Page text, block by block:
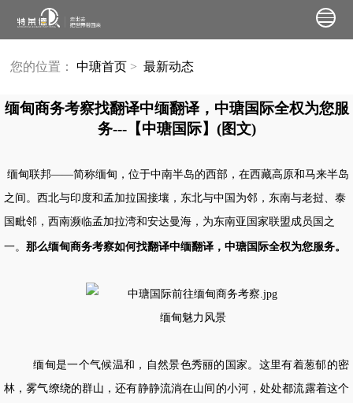
您的位置： 中瑭首页 > 最新动态
缅甸商务考察找翻译中缅翻译，中瑭国际全权为您服
务---【中瑭国际】(图文)
缅甸联邦——简称缅甸，位于中南半岛的西部，在西藏高原和马来半岛
之间。西北与印度和孟加拉国接壤，东北与中国为邻，东南与老挝、泰
国毗邻，西南濒临孟加拉湾和安达曼海，为东南亚国家联盟成员国之
一。 那么缅甸商务考察如何找翻译中缅翻译，中瑭国际全权为您服务。
缅甸魅力风景
缅甸是一个气候温和，自然景色秀丽的国家。这里有着葱郁的密
林，雾气缭绕的群山，还有静静流淌在山间的小河，处处都流露着这个